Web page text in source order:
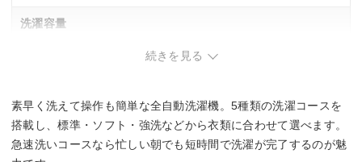
洗濯容量
ー
続きを見る
素早く洗えて操作も簡単な全自動洗濯機。5種類の洗濯コースを
搭載し、標準・ソフト・強洗などから衣類に合わせて選べます。
急速洗いコースなら忙しい朝でも短時間で洗濯が完了するのが魅